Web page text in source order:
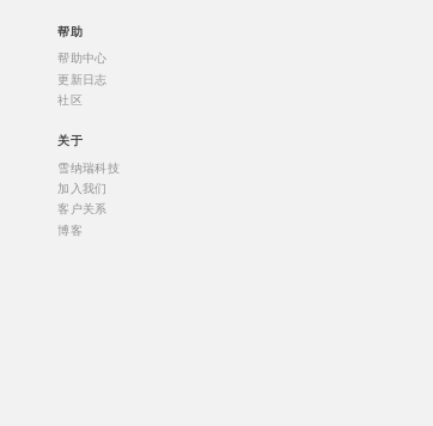
帮助
帮助中心
更新日志
社区
关于
雪纳瑞科技
加入我们
客户关系
博客